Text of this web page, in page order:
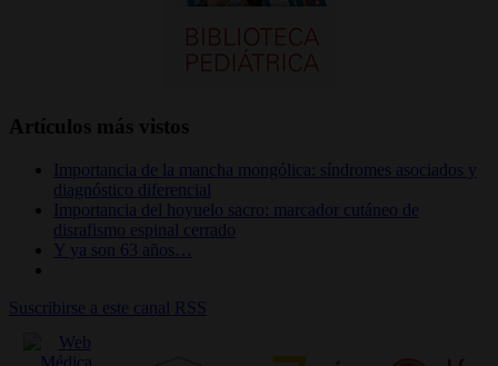
Artículos más vistos
Importancia de la mancha mongólica: síndromes asociados y
diagnóstico diferencial
Importancia del hoyuelo sacro: marcador cutáneo de
disrafismo espinal cerrado
Y ya son 63 años…
Suscribirse a este canal RSS